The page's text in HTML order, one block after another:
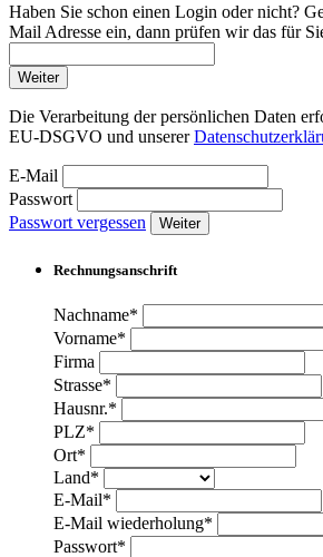
Haben Sie schon einen Login oder nicht?
Mail Adresse ein, dann prüfen wir das für
Weiter
Die Verarbeitung der persönlichen Daten
EU-DSGVO und unserer
E-Mail
Passwort
Passwort vergessen
Weiter
Rechnungsanschrift
Nachname*
Vorname*
Firma
Strasse*
Hausnr.*
PLZ*
Ort*
Land*
E-Mail*
E-Mail wiederholung*
Passwort*